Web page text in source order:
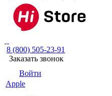
8 (800) 505-23-91
Заказать звонок
Войти
Apple